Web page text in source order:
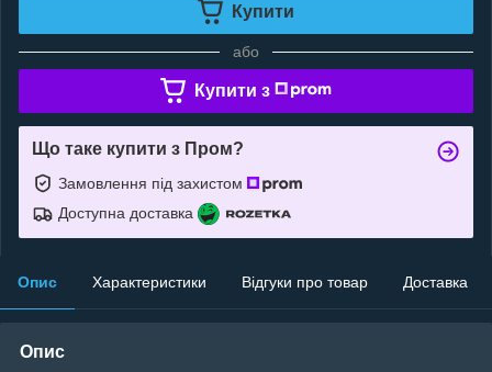
Купити
або
Купити з
Що таке купити з Пром?
Замовлення під захистом
Доступна доставка
Опис Характеристики Відгуки про товар Доставка
Опис